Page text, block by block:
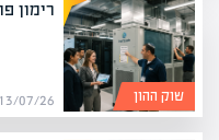
רימון
13/07/26 | מערכת אפיק שוק ההון